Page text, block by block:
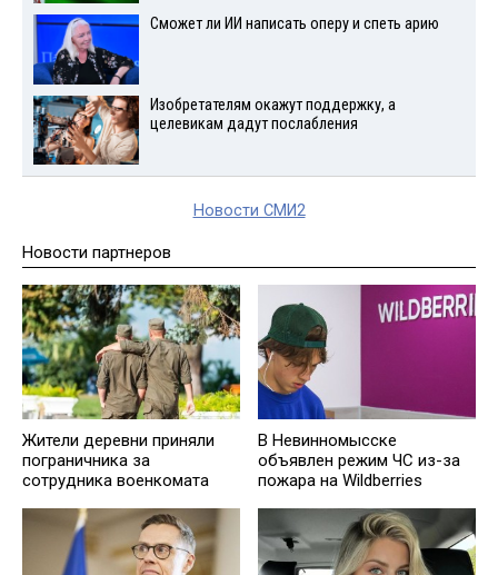
Сможет ли ИИ написать оперу и спеть арию
Изобретателям окажут поддержку, а
целевикам дадут послабления
Новости СМИ2
Новости партнеров
Жители деревни приняли
пограничника за
сотрудника военкомата
В Невинномысске
объявлен режим ЧС из-за
пожара на Wildberries